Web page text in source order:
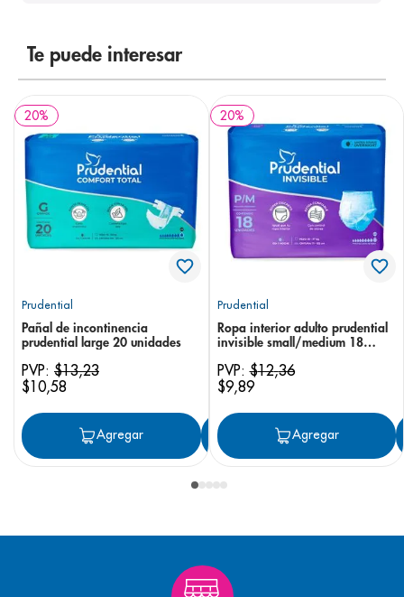
Te puede interesar
20%
Prudential
Pañal de incontinencia
prudential large 20 unidades
PVP: $13,23
$10,58
Agregar Agregar
20%
Prudential
Ropa interior adulto prudential
invisible small/medium 18
PVP:$12,36
$9,89
Agregar